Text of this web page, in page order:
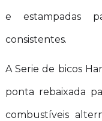
e estampadas
consistentes.
A Serie de bicos
ponta rebaixada
combustíveis